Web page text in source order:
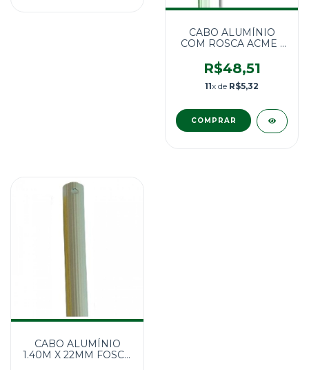
CABO ALUMÍNIO
COM ROSCA ACME -
R$48,51
11x de R$5,32
CABO ALUMÍNIO
1.40M X 22MM FOSCO